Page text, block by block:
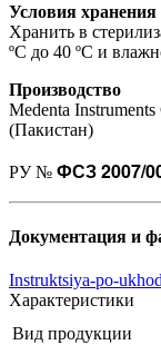
Условия хранения
Хранить в
ºС до 40 ºС и
Производство
Medenta
(Пакистан)
РУ № ФСЗ 2007/
Документация и
Instruktsiya-po-
Характеристики
Вид продукции